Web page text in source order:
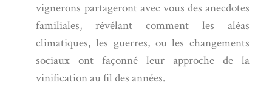
vignerons partageront avec vous des anecdotes
familiales, révélant comment les aléas
climatiques, les guerres, ou les changements
sociaux ont façonné leur approche de la
vinification au fil des années.